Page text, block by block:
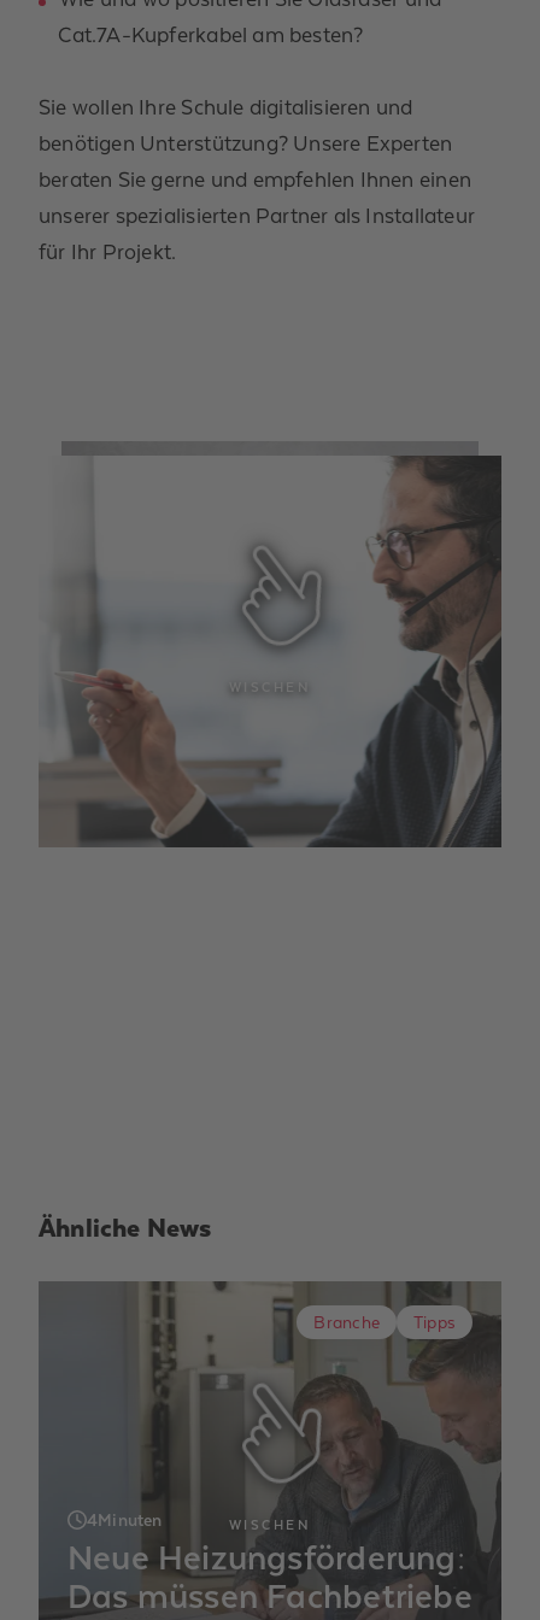
Cat.7A-Kupferkabel am besten?
Sie wollen Ihre Schule digitalisieren und
benötigen Unterstützung? Unsere Experten
beraten Sie gerne und empfehlen Ihnen einen
unserer spezialisierten Partner als Installateur
für Ihr Projekt.
WISCHEN
Ähnliche News
Branche Tipps
4Minuten
Neue Heizungsförderung:
Das müssen Fachbetriebe
WISCHEN